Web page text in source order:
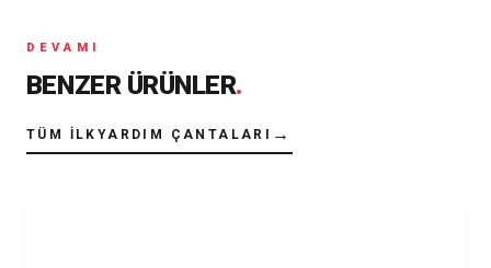
DEVAMI
BENZER ÜRÜNLER.
TÜM İLKYARDIM ÇANTALARI →